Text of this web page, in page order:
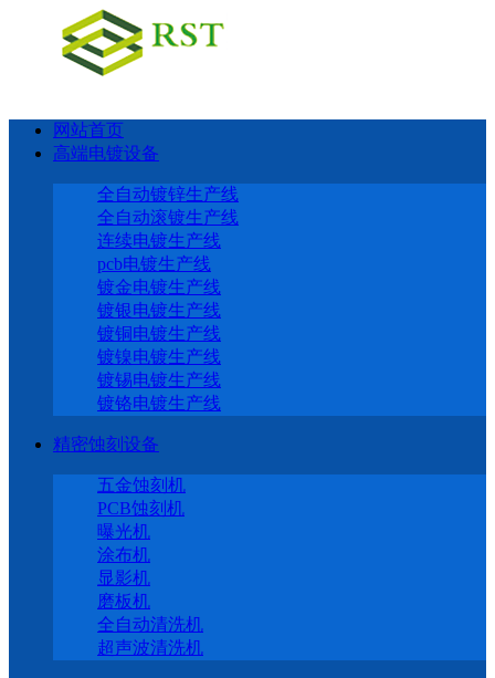
网站首页
高端电镀设备
全自动镀锌生产线
全自动滚镀生产线
连续电镀生产线
pcb电镀生产线
镀金电镀生产线
镀银电镀生产线
镀铜电镀生产线
镀镍电镀生产线
镀锡电镀生产线
镀铬电镀生产线
精密蚀刻设备
五金蚀刻机
PCB蚀刻机
曝光机
涂布机
显影机
磨板机
全自动清洗机
超声波清洗机